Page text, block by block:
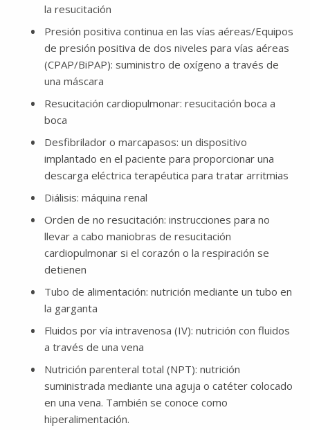
la resucitación
Presión positiva continua en las vías aéreas/Equipos
de presión positiva de dos niveles para vías aéreas
(CPAP/BiPAP): suministro de oxígeno a través de
una máscara
Resucitación cardiopulmonar: resucitación boca a
boca
Desfibrilador o marcapasos: un dispositivo
implantado en el paciente para proporcionar una
descarga eléctrica terapéutica para tratar arritmias
Diálisis: máquina renal
Orden de no resucitación: instrucciones para no
llevar a cabo maniobras de resucitación
cardiopulmonar si el corazón o la respiración se
detienen
Tubo de alimentación: nutrición mediante un tubo en
la garganta
Fluidos por vía intravenosa (IV): nutrición con fluidos
a través de una vena
Nutrición parenteral total (NPT): nutrición
suministrada mediante una aguja o catéter colocado
en una vena. También se conoce como
hiperalimentación.